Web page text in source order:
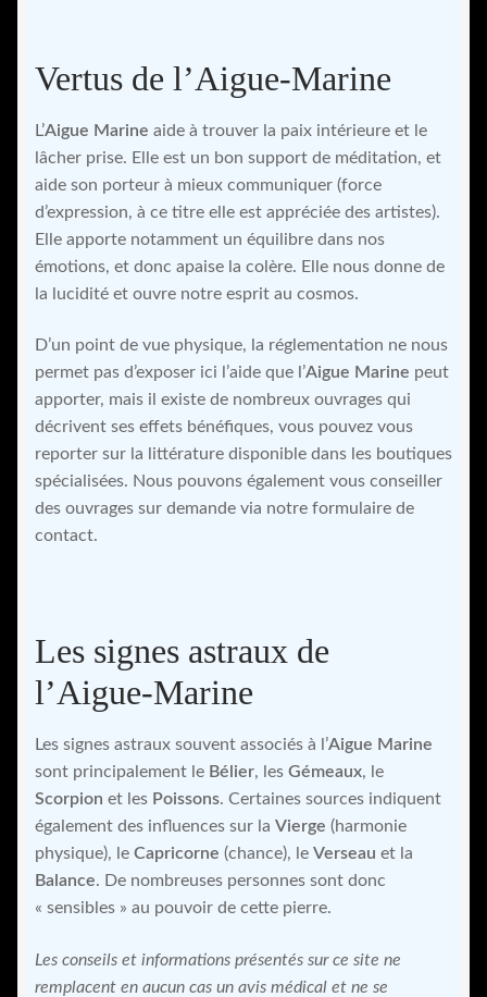
Vertus de l’Aigue-Marine
L’Aigue Marine aide à trouver la paix intérieure et le
lâcher prise. Elle est un bon support de méditation, et
aide son porteur à mieux communiquer (force
d’expression, à ce titre elle est appréciée des artistes).
Elle apporte notamment un équilibre dans nos
émotions, et donc apaise la colère. Elle nous donne de
la lucidité et ouvre notre esprit au cosmos.
D’un point de vue physique, la réglementation ne nous
permet pas d’exposer ici l’aide que l’Aigue Marine peut
apporter, mais il existe de nombreux ouvrages qui
décrivent ses effets bénéfiques, vous pouvez vous
reporter sur la littérature disponible dans les boutiques
spécialisées. Nous pouvons également vous conseiller
des ouvrages sur demande via notre formulaire de
contact.
Les signes astraux de
l’Aigue-Marine
Les signes astraux souvent associés à l’Aigue Marine
sont principalement le Bélier, les Gémeaux, le
Scorpion et les Poissons. Certaines sources indiquent
également des influences sur la Vierge (harmonie
physique), le Capricorne (chance), le Verseau et la
Balance. De nombreuses personnes sont donc
« sensibles » au pouvoir de cette pierre.
Les conseils et informations présentés sur ce site ne
remplacent en aucun cas un avis médical et ne se